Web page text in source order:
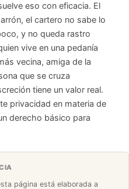
eso con eficacia. El
el cartero no sabe lo
y no queda rastro
vive en una pedanía
vecina, amiga de la
que se cruza
tiene un valor real.
privacidad en materia de
derecho básico para
página está elaborada a